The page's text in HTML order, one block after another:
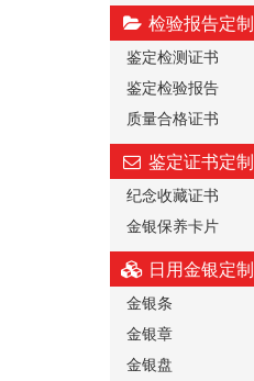
检验报告定制
鉴定检测证书
鉴定检验报告
质量合格证书
鉴定证书定制
纪念收藏证书
金银保养卡片
日用金银定制
金银条
金银章
金银盘